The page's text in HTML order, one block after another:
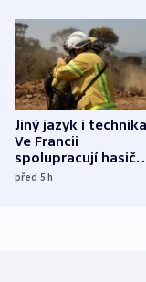
Jiný jazyk i
Ve Francii
spolupracují hasiči
různých zemí
před 5h